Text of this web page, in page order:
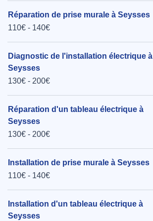
Réparation de prise murale à Seysses
110€ - 140€
Diagnostic de l'installation électrique à
Seysses
130€ - 200€
Réparation d'un tableau électrique à
Seysses
130€ - 200€
Installation de prise murale à Seysses
110€ - 140€
Installation d'un tableau électrique à
Seysses